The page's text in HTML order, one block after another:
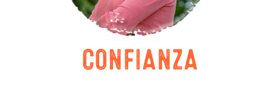
CONFIANZA